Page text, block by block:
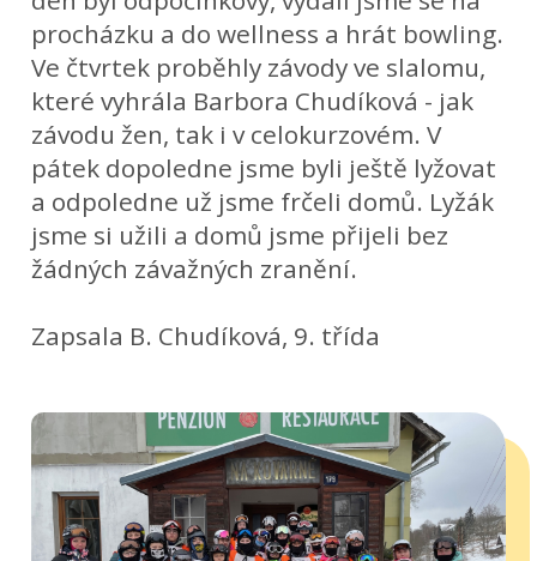
procházku a do wellness a hrát bowling.
Ve čtvrtek proběhly závody ve slalomu,
které vyhrála Barbora Chudíková - jak
závodu žen, tak i v celokurzovém. V
pátek dopoledne jsme byli ještě lyžovat
a odpoledne už jsme frčeli domů. Lyžák
jsme si užili a domů jsme přijeli bez
žádných závažných zranění.
Zapsala B. Chudíková, 9. třída